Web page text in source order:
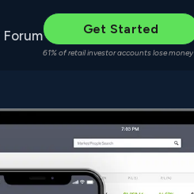
Forum Get Started
61% of retail investor accounts lose money